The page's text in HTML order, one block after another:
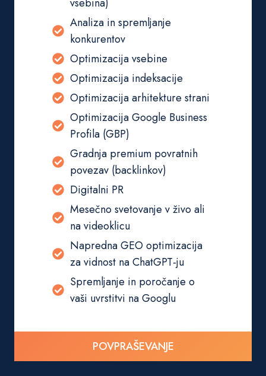
Analiza in spremljanje
konkurentov
Optimizacija vsebine
Optimizacija indeksacije
Optimizacija arhitekture strani
Optimizacija Google Business
Profila (GBP)
Gradnja premium povratnih
povezav (backlinkov)
Digitalni PR
Mesečno svetovanje v živo ali
na videoklicu
Napredna GEO optimizacija
za vidnost na ChatGPT-ju
Spremljanje in poročanje o
vaši uvrstitvi na Googlu
POVPRAŠEVANJE